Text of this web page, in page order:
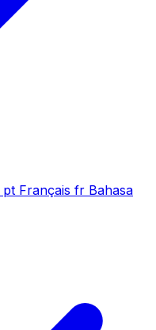
pt Français fr Bahasa